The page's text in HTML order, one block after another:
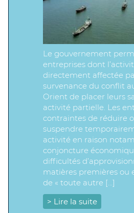
Le gouvernement
entreprises dont
directement affectée
survenance du conflit
Orient de placer leurs
activité partielle. Les
contraintes de réduire
suspendre
activité en raison
conjoncture
difficultés
matières premières ou
de « toute autre […]
> Lire la suite